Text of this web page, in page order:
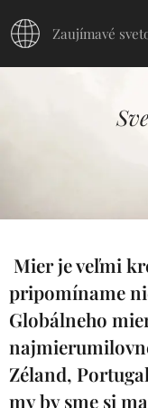
Zaujímavé
Mier je veľmi
pripomíname
Globálneho
Zéland,
my by sme si